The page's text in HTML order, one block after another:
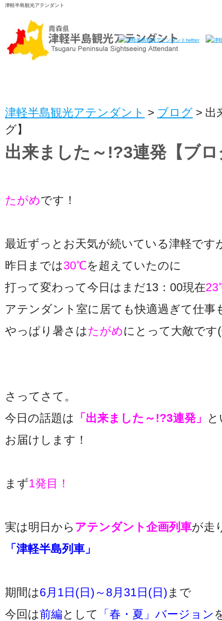
津軽半島観光アテンダント
津軽半島観光アテンダント > ブログ > 出
グ】
出来ました～!?3連発【ブ
たがめです！
最近ずっとお天気が続いている津軽です
昨日までは30℃を超えていたのに
打って変わって今日はまだ13：00現在
アテンダント室に居ても快適過ぎて仕事
やっぱり暑さはたがめにとって大敵です
さってさて。
今日の話題は
「出来ました～!?3連発」
お届けします！
まず1発目！
実は明日から アテンダント企画列車が走
「津軽半島列車」
期間は6月1日(日)～8月31日(日) まで
今回は前編として 「春・夏」バージョン